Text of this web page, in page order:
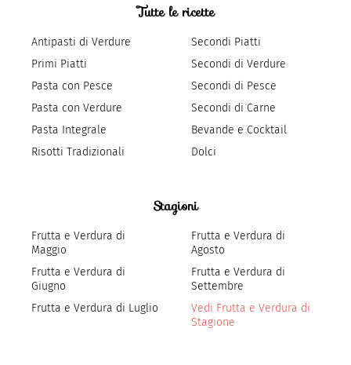
Tutte le ricette
Antipasti di Verdure
Primi Piatti
Pasta con Pesce
Pasta con Verdure
Pasta Integrale
Risotti Tradizionali
Secondi Piatti
Secondi di Verdure
Secondi di Pesce
Secondi di Carne
Bevande e Cocktail
Dolci
Stagioni
Frutta e Verdura di
Maggio
Frutta e Verdura di
Giugno
Frutta e Verdura di Luglio
Frutta e Verdura di
Agosto
Frutta e Verdura di
Settembre
Vedi Frutta e Verdura di
Stagione